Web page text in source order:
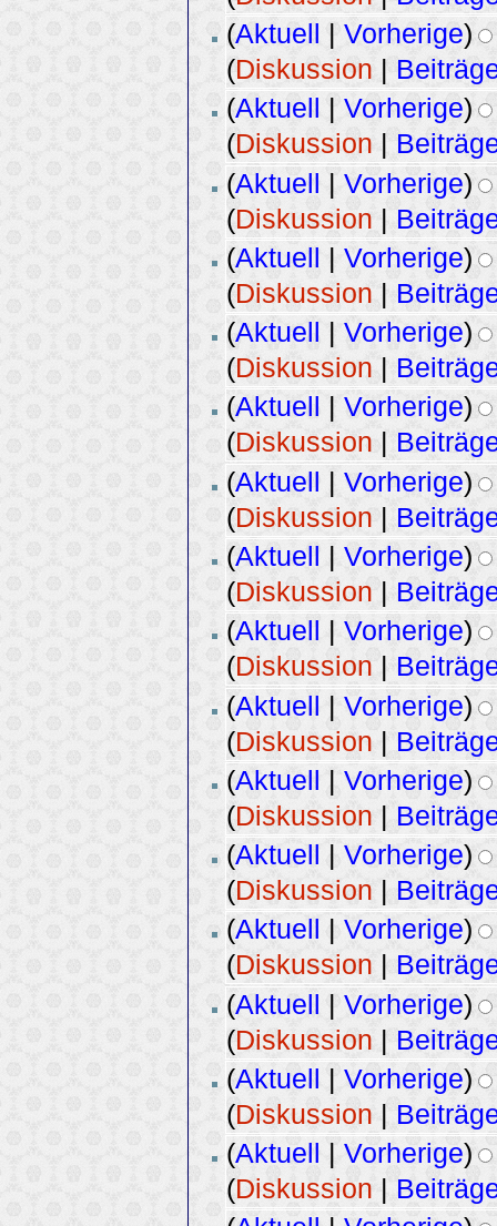
(Aktuell Vorherige)
(Diskussion |
(Aktuell Vorherige)
(Diskussion |
(Aktuell | Vorherige)
(Diskussion |
(Aktuell | Vorherige)
(Diskussion |
(Aktuell Vorherige)
(Diskussion
(Aktuell Vorherige)
(Diskussion
(Aktuell | Vorherige)
(Diskussion |
(Aktuell Vorherige)
(Diskussion
(Aktuell Vorherige)
(Diskussion |
(Aktuell | Vorherige)
(Diskussion |
(Aktuell | Vorherige)
(Diskussion |
(Aktuell Vorherige)
(Diskussion |
(Aktuell Vorherige)
(Diskussion |
(Aktuell | Vorherige)
(Diskussion |
(Aktuell | Vorherige)
(Diskussion |
(Aktuell Vorherige)
(Diskussion